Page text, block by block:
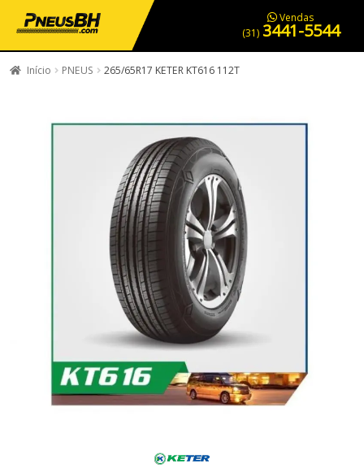
PNEUS EM OFERTA SERVIÇOS AUTOMOTIVOS NOSSA LOJA
Vendas
(31) 3441-5544
Início PNEUS 265/65R17 KETER KT616 112T